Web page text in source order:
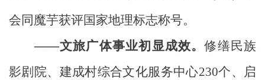
会同魔芋获评国家地理标志称号。
——文旅广体事业初显成效。修缮民族
影剧院、建成村综合文化服务中心230个、启